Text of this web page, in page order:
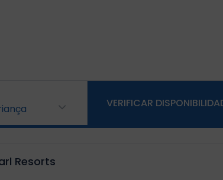
VERIFICAR
Resorts